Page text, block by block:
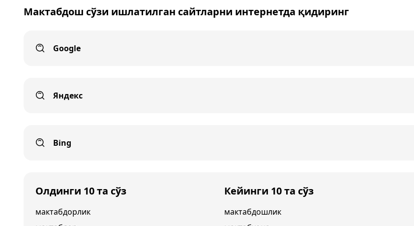
Мактабдош сўзи ишлатилган сайтларни интернетда қидиринг
Google
Яндекс
Bing
Олдинги 10 та сўз
мактабдорлик
Кейинги 10 та сўз
мактабдошлик